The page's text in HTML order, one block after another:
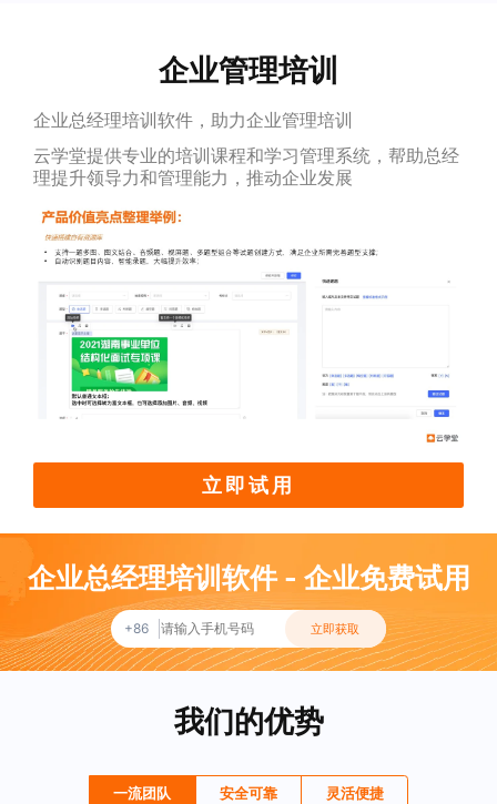
企业管理培训
企业总经理培训软件，助力企业管理培训
云学堂提供专业的培训课程和学习管理系统，帮助总经
理提升领导力和管理能力，推动企业发展
立即试用
企业总经理培训软件 - 企业免费试用
+86 立即获取
我们的优势
一流团队 安全可靠 灵活便捷